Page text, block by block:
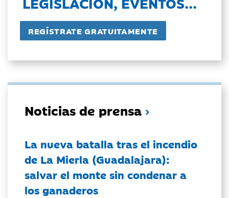
Noticias de prensa
La nueva batalla tras el incendio
de La Mierla (Guadalajara):
salvar el monte sin condenar a
los ganaderos